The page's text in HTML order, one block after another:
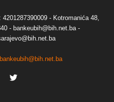
- Kotromanića 48,
- bankeubih@bih.net.ba -
bankeubih@bih.net.ba